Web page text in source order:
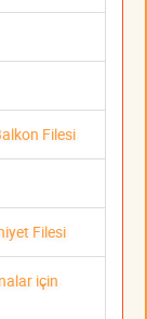
Filesi
Filesi
için